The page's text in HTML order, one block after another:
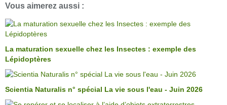
Vous aimerez aussi :
La maturation sexuelle chez les Insectes : exemple des
Lépidoptères
Scientia Naturalis n° spécial La vie sous l'eau - Juin 2026